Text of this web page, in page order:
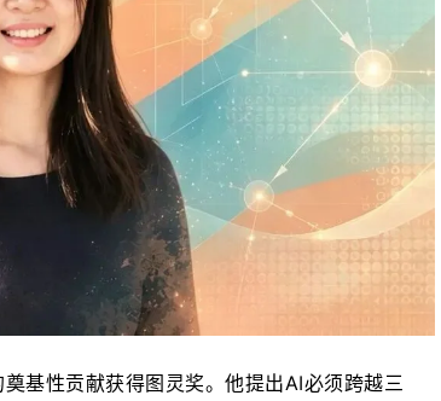
基性贡献获得图灵奖。他提出AI必须跨越三